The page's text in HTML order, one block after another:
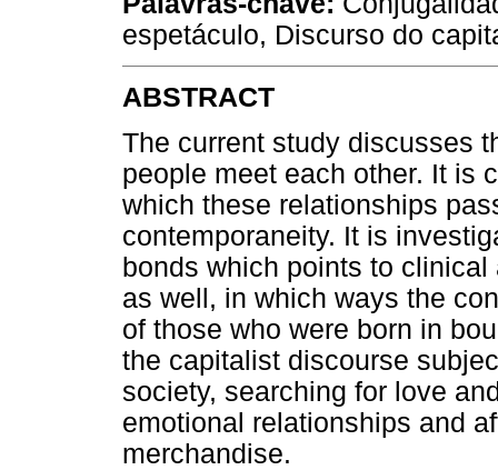
espetáculo, Discurso do
ABSTRACT
The current study discusses
people meet each other. It is
which these relationships
contemporaneity. It is
bonds which points to
as well, in which ways the
of those who were born in
the capitalist discourse
society, searching for love
emotional relationships and
merchandise.